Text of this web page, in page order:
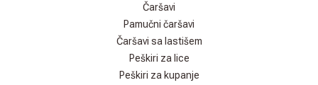
Čaršavi
Pamučni čaršavi
Čaršavi sa lastišem
Peškiri za lice
Peškiri za kupanje